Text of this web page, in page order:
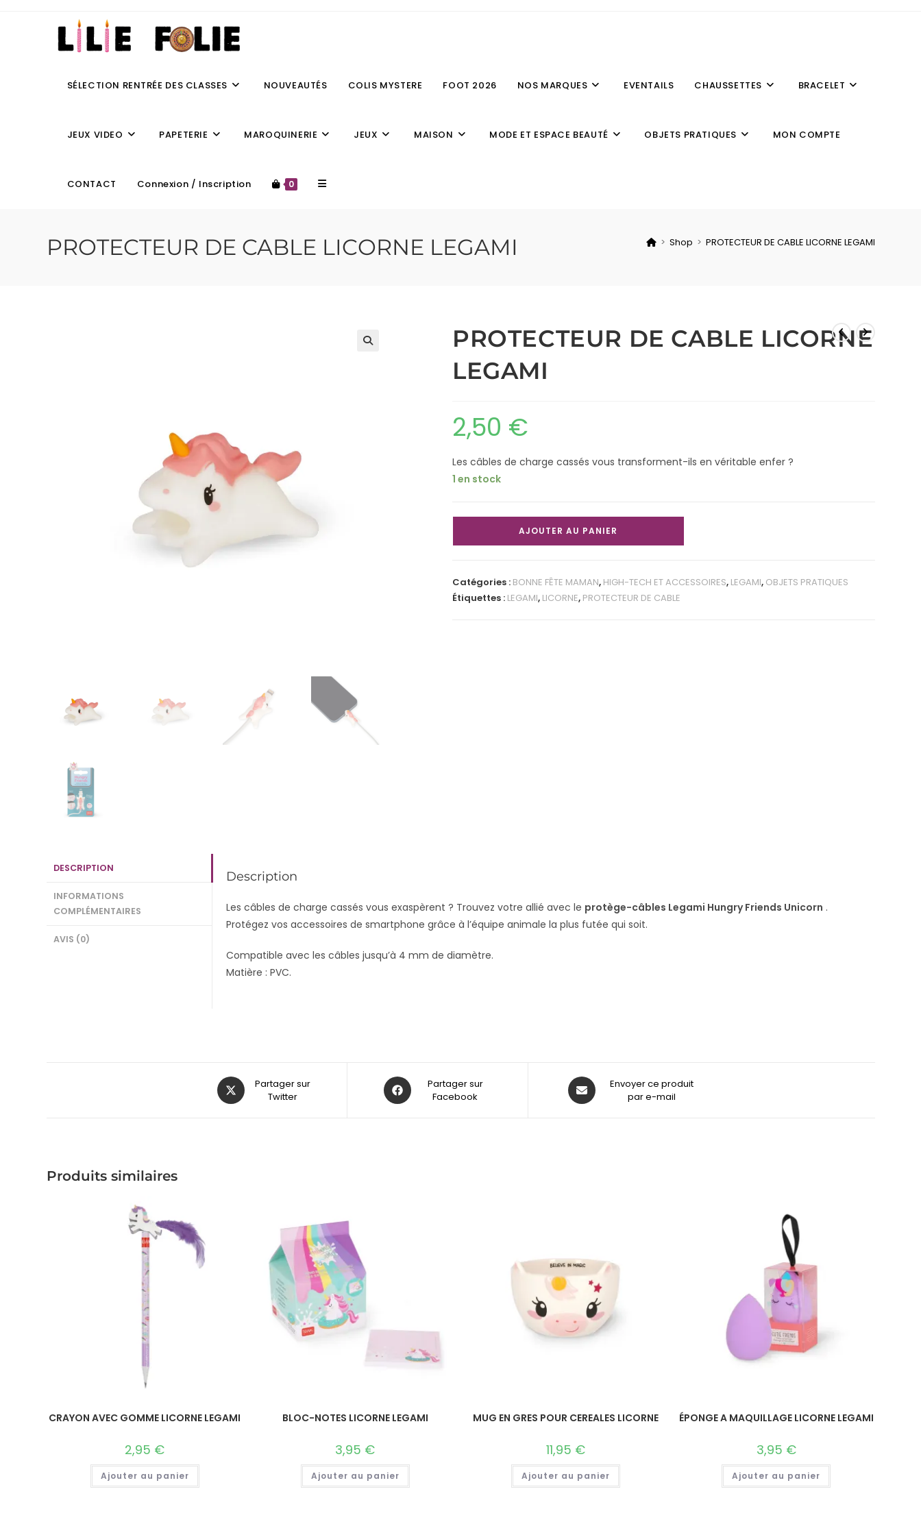
SÉLECTION RENTRÉE DES CLASSES NOUVEAUTÉS COLIS MYSTERE FOOT 2026 NOS MARQUES EVENTAILS CHAUSSETTES BRACELET
JEUX VIDEO PAPETERIE MAROQUINERIE JEUX MAISON MODE ET ESPACE BEAUTÉ OBJETS PRATIQUES MON COMPTE
CONTACT Connexion / Inscription 0
PROTECTEUR DE CABLE LICORNE LEGAMI > Shop > PROTECTEUR DE CABLE LICORNE LEGAMI
PROTECTEUR DE CABLE LICORNE
LEGAMI
2,50 €
Les câbles de charge cassés vous transforment-ils en véritable enfer ?
1 en stock
AJOUTER AU PANIER
Catégories : BONNE FÊTE MAMAN, HIGH-TECH ET ACCESSOIRES, LEGAMI, OBJETS PRATIQUES
Étiquettes : LEGAMI, LICORNE, PROTECTEUR DE CABLE
DESCRIPTION
INFORMATIONS
COMPLÉMENTAIRES
AVIS (0)
Description
Les câbles de charge cassés vous exaspèrent ? Trouvez votre allié avec le protège-câbles Legami Hungry Friends Unicorn .
Protégez vos accessoires de smartphone grâce à l’équipe animale la plus futée qui soit.
Compatible avec les câbles jusqu’à 4 mm de diamètre.
Matière : PVC.
Partager sur
Twitter
Partager sur
Facebook
Envoyer ce produit
par e-mail
Produits similaires
CRAYON AVEC GOMME LICORNE LEGAMI
2,95 €
Ajouter au panier
BLOC-NOTES LICORNE LEGAMI
3,95 €
Ajouter au panier
MUG EN GRES POUR CEREALES LICORNE
11,95 €
Ajouter au panier
ÉPONGE A MAQUILLAGE LICORNE LEGAMI
3,95 €
Ajouter au panier